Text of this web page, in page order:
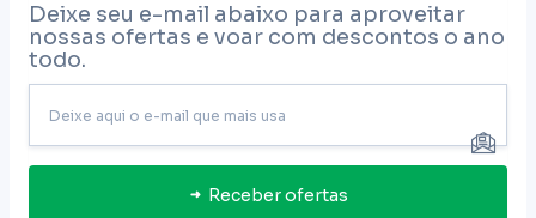
Deixe seu e-mail abaixo para aproveitar
nossas ofertas e voar com descontos o ano
todo.
Receber ofertas